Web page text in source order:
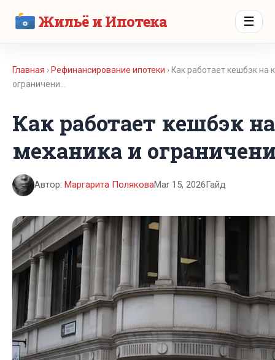
Жильё и Ипотека ☰
Главная › Рефинансирование ипотеки › Как работает кешбэк на
ограничени…
Как работает кешбэк
механика и
Автор: Маргарита ПоляковаMar 15, 2026 Гайд